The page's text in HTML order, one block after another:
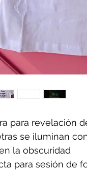
para revelación
se iluminan
la obscuridad
para sesión de